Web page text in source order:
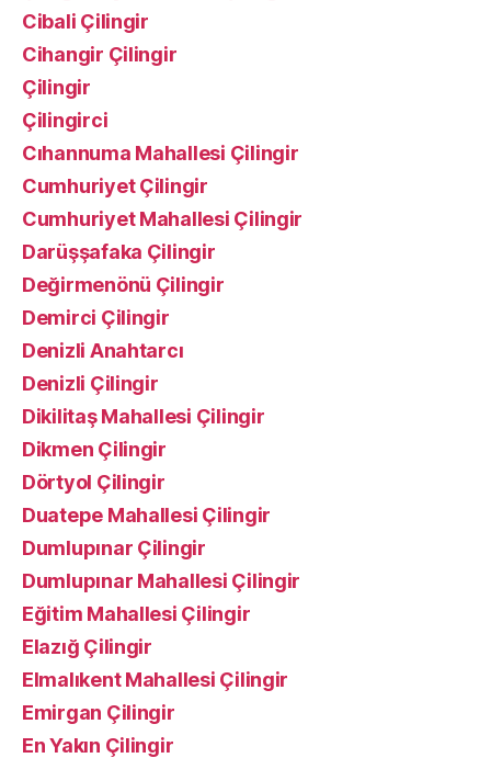
Cibali Çilingir
Cihangir Çilingir
Çilingir
Çilingirci
Cıhannuma Mahallesi Çilingir
Cumhuriyet Çilingir
Cumhuriyet Mahallesi Çilingir
Darüşşafaka Çilingir
Değirmenönü Çilingir
Demirci Çilingir
Denizli Anahtarcı
Denizli Çilingir
Dikilitaş Mahallesi Çilingir
Dikmen Çilingir
Dörtyol Çilingir
Duatepe Mahallesi Çilingir
Dumlupınar Çilingir
Dumlupınar Mahallesi Çilingir
Eğitim Mahallesi Çilingir
Elazığ Çilingir
Elmalıkent Mahallesi Çilingir
Emirgan Çilingir
En Yakın Çilingir